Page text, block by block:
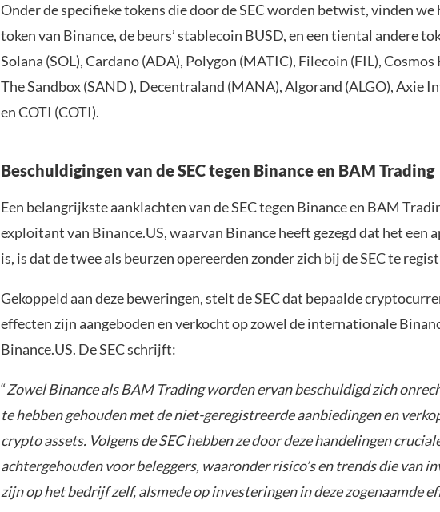
Onder de specifieke tokens die door de SEC worden betwist, vinden we
token van Binance, de beurs’ stablecoin BUSD, en een tiental andere
Solana (SOL), Cardano (ADA), Polygon (MATIC), Filecoin (FIL), Cosmos
The Sandbox (SAND ), Decentraland (MANA), Algorand (ALGO), Axie
en COTI (COTI).
Beschuldigingen van de SEC tegen Binance en BAM Trading
Een belangrijkste aanklachten van de SEC tegen Binance en BAM
exploitant van Binance.US, waarvan Binance heeft gezegd dat het een
is, is dat de twee als beurzen opereerden zonder zich bij de SEC te
Gekoppeld aan deze beweringen, stelt de SEC dat bepaalde
effecten zijn aangeboden en verkocht op zowel de internationale
Binance.US. De SEC schrijft:
“Zowel Binance als BAM Trading worden ervan beschuldigd zich
te hebben gehouden met de niet-geregistreerde aanbiedingen en
crypto assets. Volgens de SEC hebben ze door deze handelingen
achtergehouden voor beleggers, waaronder risico’s en trends die van
zijn op het bedrijf zelf, alsmede op investeringen in deze zogenaamde